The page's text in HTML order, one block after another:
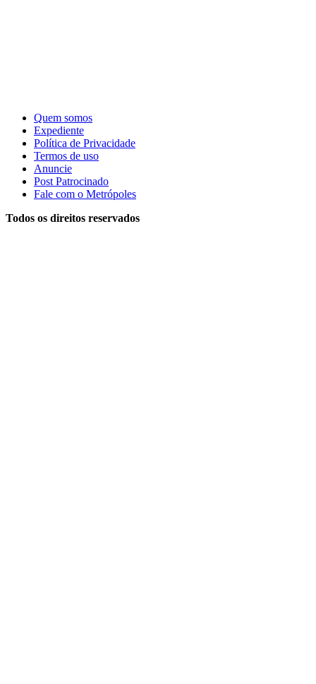
Quem somos
Expediente
Política de Privacidade
Termos de uso
Anuncie
Post Patrocinado
Fale com o Metrópoles
Todos os direitos reservados